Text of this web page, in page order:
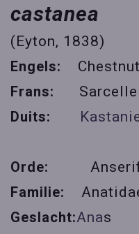
castanea
(Eyton, 1838)
Engels:
Frans:
Duits:
Orde:
Familie:
Geslacht:Anas